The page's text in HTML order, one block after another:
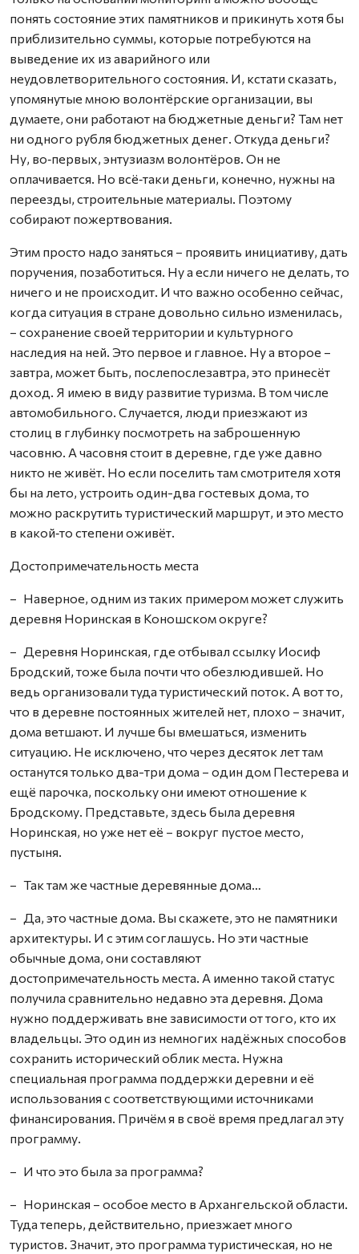
понять состояние этих памятников и прикинуть хотя бы
приблизительно суммы, которые потребуются на
выведение их из аварийного или
неудовлетворительного состояния. И, кстати сказать,
упомянутые мною волонтёрские организации, вы
думаете, они работают на бюджетные деньги? Там нет
ни одного рубля бюджетных денег. Откуда деньги?
Ну, во‑первых, энтузиазм волонтёров. Он не
оплачивается. Но всё‑таки деньги, конечно, нужны на
переезды, строительные материалы. Поэтому
собирают пожертвования.
Этим просто надо заняться – проявить инициативу, дать
поручения, позаботиться. Ну а если ничего не делать, то
ничего и не происходит. И что важно особенно сейчас,
когда ситуация в стране довольно сильно изменилась,
– сохранение своей территории и культурного
наследия на ней. Это первое и главное. Ну а второе –
завтра, может быть, послепослезавтра, это принесёт
доход. Я имею в виду развитие туризма. В том числе
автомобильного. Случается, люди приезжают из
столиц в глубинку посмотреть на заброшенную
часовню. А часовня стоит в деревне, где уже давно
никто не живёт. Но если поселить там смотрителя хотя
бы на лето, устроить один-два гостевых дома, то
можно раскрутить туристический маршрут, и это место
в какой‑то степени оживёт.
Достопримечательность места
– Наверное, одним из таких примером может служить
деревня Норинская в Коношском округе?
– Деревня Норинская, где отбывал ссылку Иосиф
Бродский, тоже была почти что обезлюдившей. Но
ведь организовали туда туристический поток. А вот то,
что в деревне постоянных жителей нет, плохо – значит,
дома ветшают. И лучше бы вмешаться, изменить
ситуацию. Не исключено, что через десяток лет там
останутся только два-три дома – один дом Пестерева и
ещё парочка, поскольку они имеют отношение к
Бродскому. Представьте, здесь была деревня
Норинская, но уже нет её – вокруг пустое место,
пустыня.
– Так там же частные деревянные дома…
– Да, это частные дома. Вы скажете, это не памятники
архитектуры. И с этим соглашусь. Но эти частные
обычные дома, они составляют
достопримечательность места. А именно такой статус
получила сравнительно недавно эта деревня. Дома
нужно поддерживать вне зависимости от того, кто их
владельцы. Это один из немногих надёжных способов
сохранить исторический облик места. Нужна
специальная программа поддержки деревни и её
использования с соответствующими источниками
финансирования. Причём я в своё время предлагал эту
программу.
– И что это была за программа?
– Норинская – особое место в Архангельской области.
Туда теперь, действительно, приезжает много
туристов. Значит, это программа туристическая, но не